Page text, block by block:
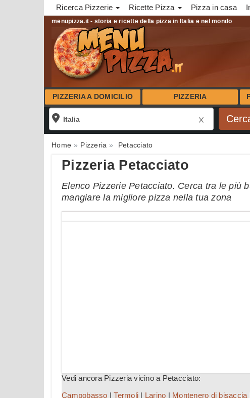
Ricerca Pizzerie Ricette Pizza Pizza in casa
menupizza.it - storia e ricette della pizza in Italia e nel mondo
PIZZERIA A DOMICILIO PIZZERIA
Home Pizzeria Petacciato
Pizzeria Petacciato
Elenco Pizzerie Petacciato. Cerca tra le più
mangiare la migliore pizza nella tua zona
Vedi ancora Pizzeria vicino a Petacciato:
Campobasso |Termoli | Larino | Montenero di bisaccia